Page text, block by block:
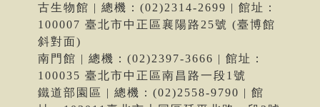
古生物館 | 總機：(02)2314-2699 | 館址：
100007 臺北市中正區襄陽路25號 (臺博館
斜對面)
南門館 | 總機：(02)2397-3666 | 館址：
100035 臺北市中正區南昌路一段1號
鐵道部園區 | 總機：(02)2558-9790 | 館